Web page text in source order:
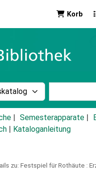
Korb
nach:
Semesterapparate
Kataloganleitung
zu: Festspiel für Rothäute :